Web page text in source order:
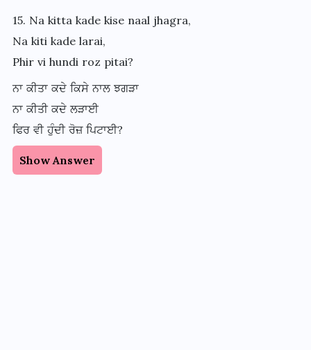
15. Na kitta kade kise naal jhagra,
Na kiti kade larai,
Phir vi hundi roz pitai?
ਨਾ ਕੀਤਾ ਕਦੇ ਕਿਸੇ ਨਾਲ ਝਗੜਾ
ਨਾ ਕੀਤੀ ਕਦੇ ਲੜਾਈ
ਫਿਰ ਵੀ ਹੁੰਦੀ ਰੋਜ਼ ਪਿਟਾਈ?
Show Answer